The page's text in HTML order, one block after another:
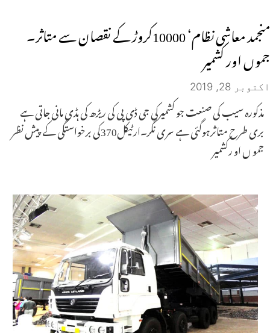
منجمد معاشی نظام‘ 10000کروڑ کے نقصان سے متاثر۔
جموں اور کشمیر
اکتوبر 28, 2019
مذکورہ سیب کی صنعت جو کشمیرکی جی ڈی پی کی ریڑھ کی ہڈی مانی جاتی ہے
بری طرح متاثرہوگئی ہے سری نگر۔ارٹیکل370کی برخواستگی کے پیش نظر
جمو ں او رکشمیر